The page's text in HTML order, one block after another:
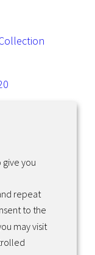
you
repeat
to the
may visit